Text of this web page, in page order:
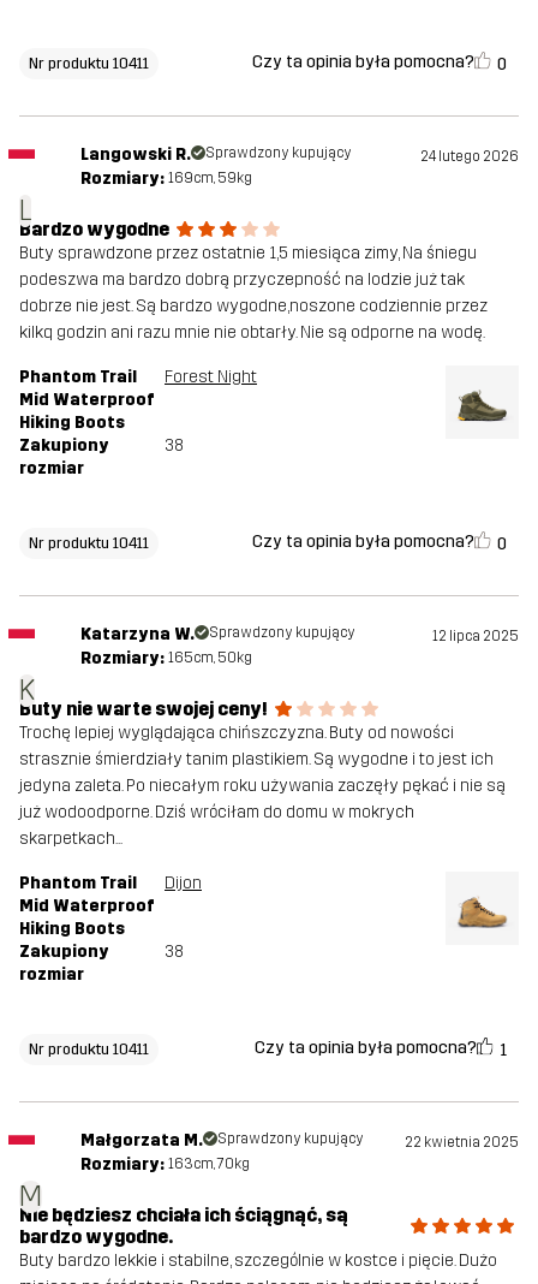
Nr produktu 10411 Czy ta opinia była pomocna? 0
L
Langowski R. Sprawdzony kupujący 24 lutego 2026
Rozmiary: 169cm, 59kg
Bardzo wygodne
Buty sprawdzone przez ostatnie 1,5 miesiąca zimy, Na śniegu
podeszwa ma bardzo dobrą przyczepność na lodzie już tak
dobrze nie jest. Są bardzo wygodne,noszone codziennie przez
kilkq godzin ani razu mnie nie obtarły. Nie są odporne na wodę.
Phantom Trail
Mid Waterproof
Hiking Boots
Forest Night
Zakupiony
rozmiar
38
Nr produktu 10411 Czy ta opinia była pomocna? 0
K
Katarzyna W. Sprawdzony kupujący 12 lipca 2025
Rozmiary: 165cm, 50kg
Buty nie warte swojej ceny!
Trochę lepiej wyglądająca chińszczyzna. Buty od nowości
strasznie śmierdziały tanim plastikiem. Są wygodne i to jest ich
jedyna zaleta. Po niecałym roku używania zaczęły pękać i nie są
już wodoodporne. Dziś wróciłam do domu w mokrych
skarpetkach...
Phantom Trail
Mid Waterproof
Hiking Boots
Dijon
Zakupiony
rozmiar
38
Nr produktu 10411 Czy ta opinia była pomocna? 1
M
Małgorzata M. Sprawdzony kupujący 22 kwietnia 2025
Rozmiary: 163cm, 70kg
Nie będziesz chciała ich ściągnąć, są
bardzo wygodne.
Buty bardzo lekkie i stabilne, szczególnie w kostce i pięcie. Dużo